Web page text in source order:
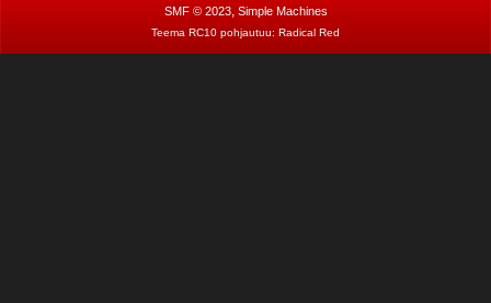
SMF © 2023, Simple Machines
Teema RC10 pohjautuu: Radical Red